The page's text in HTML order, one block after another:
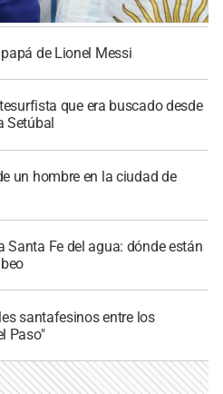
de Lionel Messi
que era buscado desde
Setúbal
un hombre en la ciudad de
Santa Fe del agua: dónde están
santafesinos entre los
Paso"